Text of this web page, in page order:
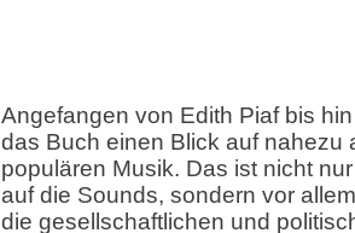
Angefangen von Edith Piaf bis
das Buch einen Blick auf nahezu
populären Musik. Das ist nicht
auf die Sounds, sondern vor
die gesellschaftlichen und